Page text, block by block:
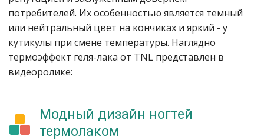
потребителей. Их особенностью является темный
или нейтральный цвет на кончиках и яркий - у
кутикулы при смене температуры. Наглядно
термоэффект геля-лака от TNL представлен в
видеоролике:
Модный дизайн ногтей
термолаком